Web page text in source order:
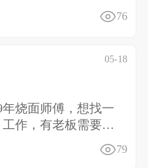
76
05-18
烧面师傅，想找一
作，有老板需要
79